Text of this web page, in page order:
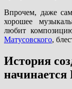
Впрочем, даже
хорошее
любит
Матусовского,
История
начинается